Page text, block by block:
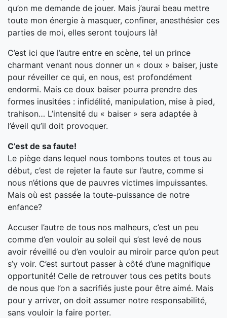
qu’on me demande de jouer. Mais j’aurai beau mettre
toute mon énergie à masquer, confiner, anesthésier ces
parties de moi, elles seront toujours là!
C’est ici que l’autre entre en scène, tel un prince
charmant venant nous donner un « doux » baiser, juste
pour réveiller ce qui, en nous, est profondément
endormi. Mais ce doux baiser pourra prendre des
formes inusitées : infidélité, manipulation, mise à pied,
trahison… L’intensité du « baiser » sera adaptée à
l’éveil qu’il doit provoquer.
C’est de sa faute!
Le piège dans lequel nous tombons toutes et tous au
début, c’est de rejeter la faute sur l’autre, comme si
nous n’étions que de pauvres victimes impuissantes.
Mais où est passée la toute-puissance de notre
enfance?
Accuser l’autre de tous nos malheurs, c’est un peu
comme d’en vouloir au soleil qui s’est levé de nous
avoir réveillé ou d’en vouloir au miroir parce qu’on peut
s’y voir. C’est surtout passer à côté d’une magnifique
opportunité! Celle de retrouver tous ces petits bouts
de nous que l’on a sacrifiés juste pour être aimé. Mais
pour y arriver, on doit assumer notre responsabilité,
sans vouloir la faire porter.